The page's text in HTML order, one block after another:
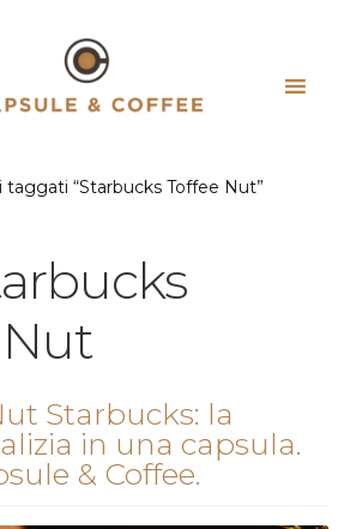
taggati “Starbucks Toffee Nut”
Starbucks: la
in una capsula.
& Coffee.